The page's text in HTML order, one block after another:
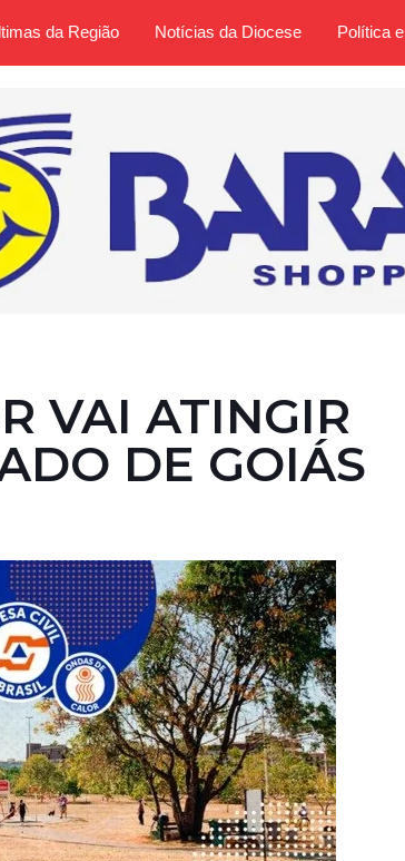
da Região Notícias da Diocese Política
VAI ATINGIR
DE GOIÁS